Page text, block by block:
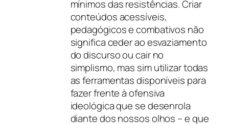
mínimos das resistências. Criar
conteúdos acessíveis,
pedagógicos e combativos não
significa ceder ao esvaziamento
do discurso ou cair no
simplismo, mas sim utilizar todas
as ferramentas disponíveis para
fazer frente à ofensiva
ideológica que se desenrola
diante dos nossos olhos – e que